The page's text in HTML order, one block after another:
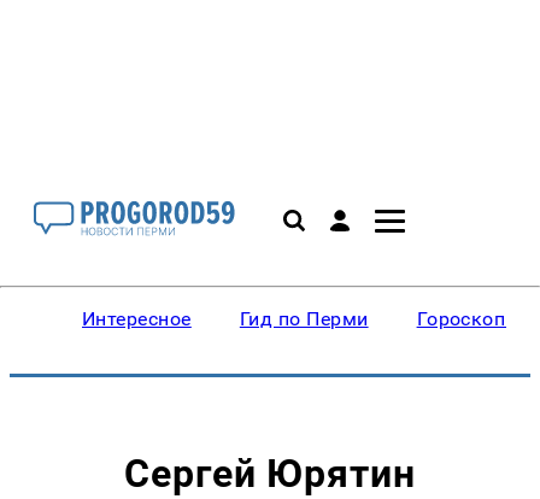
Интересное Гид по Перми Гороскопы
Сергей Юрятин